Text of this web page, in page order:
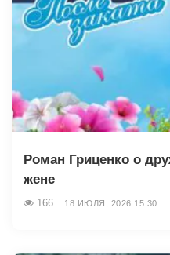
Роман Гриценко о
жене
166 18 ИЮЛЯ, 2026 15:30